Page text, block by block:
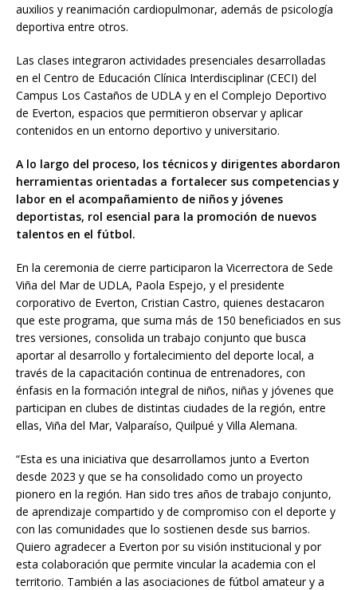
auxilios y reanimación cardiopulmonar, además de psicología
deportiva entre otros.
Las clases integraron actividades presenciales desarrolladas
en el Centro de Educación Clínica Interdisciplinar (CECI) del
Campus Los Castaños de UDLA y en el Complejo Deportivo
de Everton, espacios que permitieron observar y aplicar
contenidos en un entorno deportivo y universitario.
A lo largo del proceso, los técnicos y dirigentes abordaron
herramientas orientadas a fortalecer sus competencias y
labor en el acompañamiento de niños y jóvenes
deportistas, rol esencial para la promoción de nuevos
talentos en el fútbol.
En la ceremonia de cierre participaron la Vicerrectora de Sede
Viña del Mar de UDLA, Paola Espejo, y el presidente
corporativo de Everton, Cristian Castro, quienes destacaron
que este programa, que suma más de 150 beneficiados en sus
tres versiones, consolida un trabajo conjunto que busca
aportar al desarrollo y fortalecimiento del deporte local, a
través de la capacitación continua de entrenadores, con
énfasis en la formación integral de niños, niñas y jóvenes que
participan en clubes de distintas ciudades de la región, entre
ellas, Viña del Mar, Valparaíso, Quilpué y Villa Alemana.
“Esta es una iniciativa que desarrollamos junto a Everton
desde 2023 y que se ha consolidado como un proyecto
pionero en la región. Han sido tres años de trabajo conjunto,
de aprendizaje compartido y de compromiso con el deporte y
con las comunidades que lo sostienen desde sus barrios.
Quiero agradecer a Everton por su visión institucional y por
esta colaboración que permite vincular la academia con el
territorio. También a las asociaciones de fútbol amateur y a